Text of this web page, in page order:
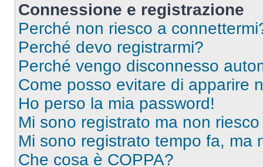
Connessione e registrazione
Perché non riesco a
Perché devo registrarmi?
Perché vengo disconnesso
Come posso evitare di apparire
Ho perso la mia password!
Mi sono registrato ma non
Mi sono registrato tempo fa, ma
Che cosa è COPPA?